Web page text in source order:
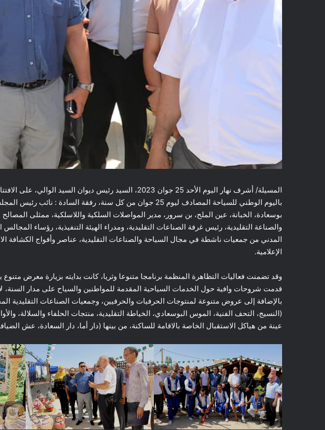
المسيلة/ أشرف نهار اليوم الأحد 25 جوان 2023، السيد رئيس ديوان السيد
باليوم الوطني للسياحة المصادف ليوم 25 جوان من كل سنة، رفقة السادة :
بوسعادة، الخبانة، عين الملح، بن سرور، مدير المواصلات السلكية واللاسلكية، ممثلى المصالح
والصناعة التقليدية، رئيس غرفة الصناعات التقليدية، ومدراء الهيئة التنفيذية، رؤساء المجالس
المدني من جمعيات ناشطة في مجال السياحة والصناعات التقليدية، عناصر وأفواج الكشافة
الإعلامية.
وقد تضمنت فعاليات التظاهرة المنظمة برنامجا متنوعا وثريا، كانت بدايته بزيارة معرض متنوع
قدمت شروحات وافية حول الخدمات السياحية المقدمة للمواطنين والسياح على مدار السنة،
بالإضافة إلى عروض متنوعة لمنتوجات الحرفيات والحرفيين، وجمعيات الصناعات التقليدية
(النسيج، التحف الفنية، الموس البوسعادي، الخياطة التقليدية، منتجات الحلفاء والسلالة،
عينة من هياكل الاستقبال الخاصة بالاقامة للساكنة، من بينها (دار أما، دار السعادة، عش